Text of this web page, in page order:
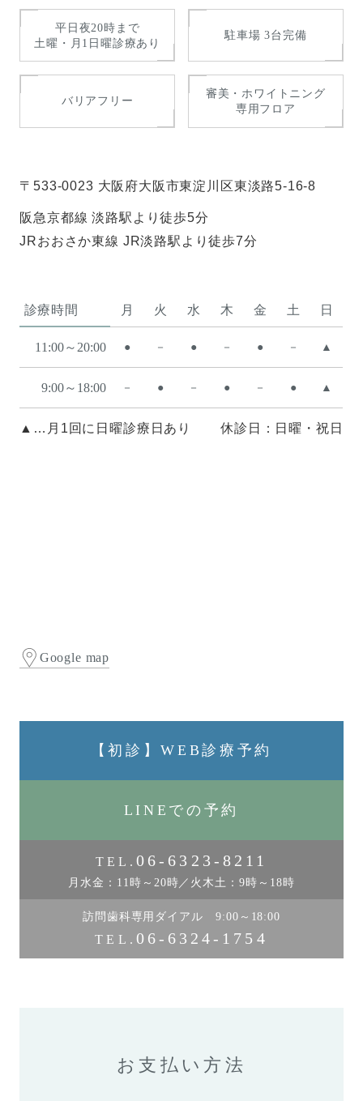
平日夜20時まで
土曜・月1日曜診療あり
駐車場 3台完備
バリアフリー
審美・ホワイトニング
専用フロア
〒533-0023 大阪府大阪市東淀川区東淡路5-16-8
阪急京都線 淡路駅より徒歩5分
JRおおさか東線 JR淡路駅より徒歩7分
診療時間 月 火 水 木 金 土 日
11:00～20:00 ● － ● － ● － ▲
9:00～18:00 － ● － ● － ● ▲
▲…月1回に日曜診療日あり 休診日：日曜・祝日
Google map
【初診】WEB診療予約
LINEでの予約
TEL.06-6323-8211
月水金：11時～20時／火木土：9時～18時
訪問歯科専用ダイアル 9:00～18:00
TEL. 06-6324-1754
お支払い方法